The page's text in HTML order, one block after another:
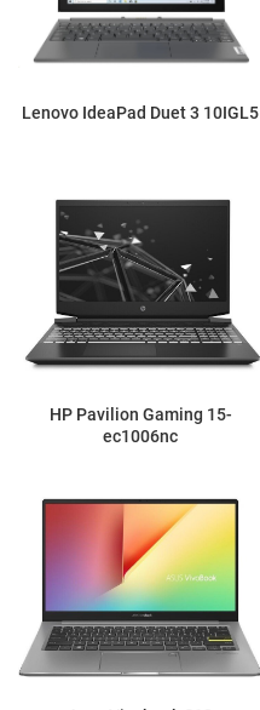
Lenovo IdeaPad Duet 3 10IGL5
HP Pavilion Gaming 15-
ec1006nc